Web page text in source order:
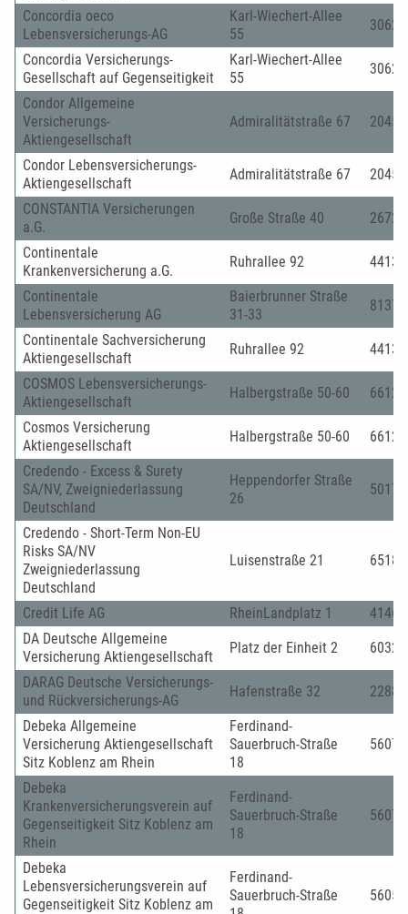
Concordia oeco
Lebensversicherungs-AG
Karl-Wiechert-Allee
55
30625
Concordia Versicherungs-
Gesellschaft auf Gegenseitigkeit
Karl-Wiechert-Allee
55
30625
Condor Allgemeine
Versicherungs-
Aktiengesellschaft
Admiralitätstraße 67 20459
Condor Lebensversicherungs-
Aktiengesellschaft
Admiralitätstraße 67
20459
CONSTANTIA Versicherungen
a.G.
Große Straße 40
26721
Continentale
Krankenversicherung a.G.
Ruhrallee 92
44139
Continentale
Lebensversicherung AG
Baierbrunner Straße
31-33
81379
Continentale Sachversicherung
Aktiengesellschaft
Ruhrallee 92
44139
COSMOS Lebensversicherungs-
Aktiengesellschaft
Halbergstraße 50-60
66121
Cosmos Versicherung
Aktiengesellschaft
Halbergstraße 50-60
66121
Credendo - Excess & Surety
SA/NV, Zweigniederlassung
Deutschland
Heppendorfer Straße
26
50170
Credendo - Short-Term Non-EU
Risks SA/NV
Zweigniederlassung
Deutschland
Luisenstraße 21 65185
Credit Life AG RheinLandplatz 1
41460
DA Deutsche Allgemeine
Versicherung Aktiengesellschaft
Platz der Einheit 2
60327
DARAG Deutsche Versicherungs-
und Rückversicherungs-AG
Hafenstraße 32
22880
Debeka Allgemeine
Versicherung Aktiengesellschaft
Sitz Koblenz am Rhein
Ferdinand-
Sauerbruch-Straße
18
56073
Debeka
Krankenversicherungsverein auf
Gegenseitigkeit Sitz Koblenz am
Rhein
Ferdinand-
Sauerbruch-Straße
18
56073
Debeka
Lebensversicherungsverein auf
Gegenseitigkeit Sitz Koblenz am
Ferdinand-
Sauerbruch-Straße
56058